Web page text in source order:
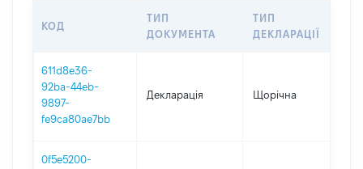
КОД
ТИП
ДОКУМЕНТА
ТИП
ДЕКЛАРАЦІЇ
611d8e36-
92ba-44eb-
9897-
fe9ca80ae7bb
Декларація Щорічна
0f5e5200-